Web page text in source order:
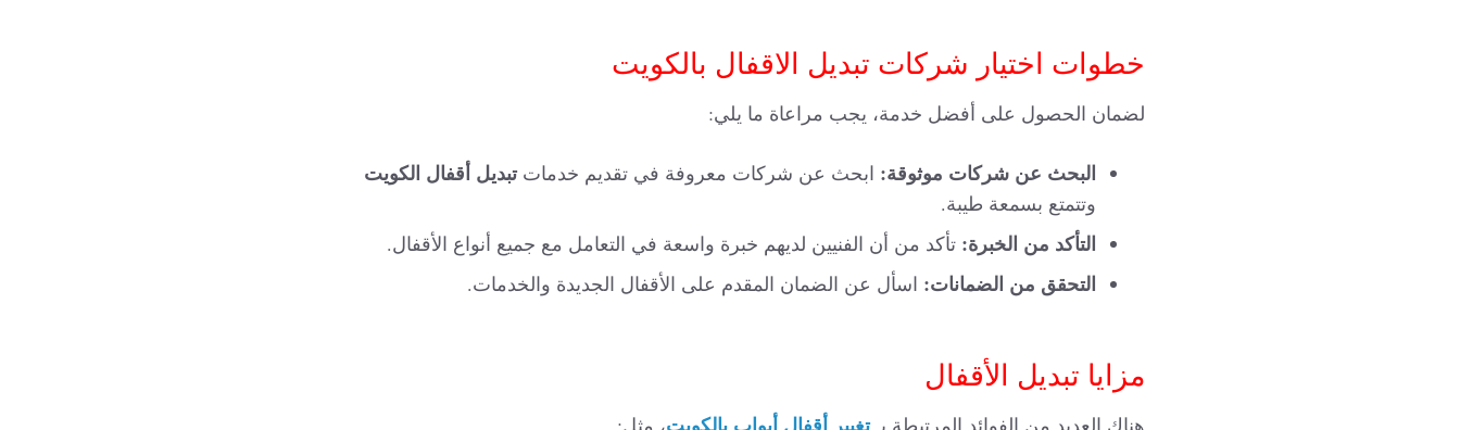
خطوات اختيار شركات تبديل الاقفال بالكويت
لضمان الحصول على أفضل خدمة، يجب مراعاة ما يلي:
البحث عن شركات موثوقة: ابحث عن شركات معروفة في تقديم خدماتتبديل أقفال الكويت
وتتمتع بسمعة طيبة.
التأكد من الخبرة: تأكد من أن الفنيين لديهم خبرة واسعة في التعامل مع جميع أنواع الأقفال.
التحقق من الضمانات: اسأل عن الضمان المقدم على الأقفال الجديدة والخدمات.
مزايا تبديل الأقفال